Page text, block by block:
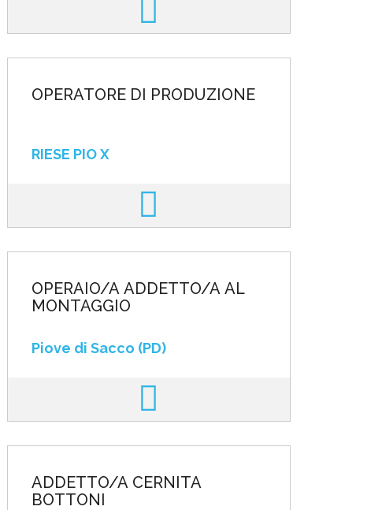
OPERATORE DI PRODUZIONE
RIESE PIO X
OPERAIO/A ADDETTO/A AL
MONTAGGIO
Piove di Sacco (PD)
ADDETTO/A CERNITA
BOTTONI